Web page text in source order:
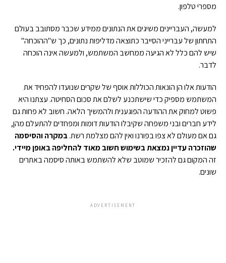
מספרי טלפון.
למעשה, העבריינים משיגים את הנתונים ממידע שכבר מסתובב בעולם
התחתון של עברייני הסייבר כתוצאה מדליפות נתונים, כך ש"ההוכחה"
שיש להם כלל לא הגיעה ממחשב המשתמש, ולמעשה אינה הוכחה
לדבר.
הודעות אלו הן הונאות הכוללות אוסף של שקרים שנועדו להפחיד את
המשתמש מספיק כדי שישתכנע לשלם את סכום הסחיטה. עצתנו היא
פשוט למחוק את ההודעה הפוגענית ולהמשיך הלאה. חשוב לא פחות גם
לידע חברים ובני משפחה שקיבלו הודעות דומות ומפחדים להתעלם מהן,
גם אם מעולם לא צפו בפורנו ואין להם מצלמת רשת.במקרה והסיסמה
שהוזכרה עדיין נמצאת בשימוש חשוב מאוד להחליפה באופן מיידי.
זה המקום גם להזכיר שמוטב שלא להשתמש באותה סיסמה באתרים
שונים.
ADVERTISEMENT